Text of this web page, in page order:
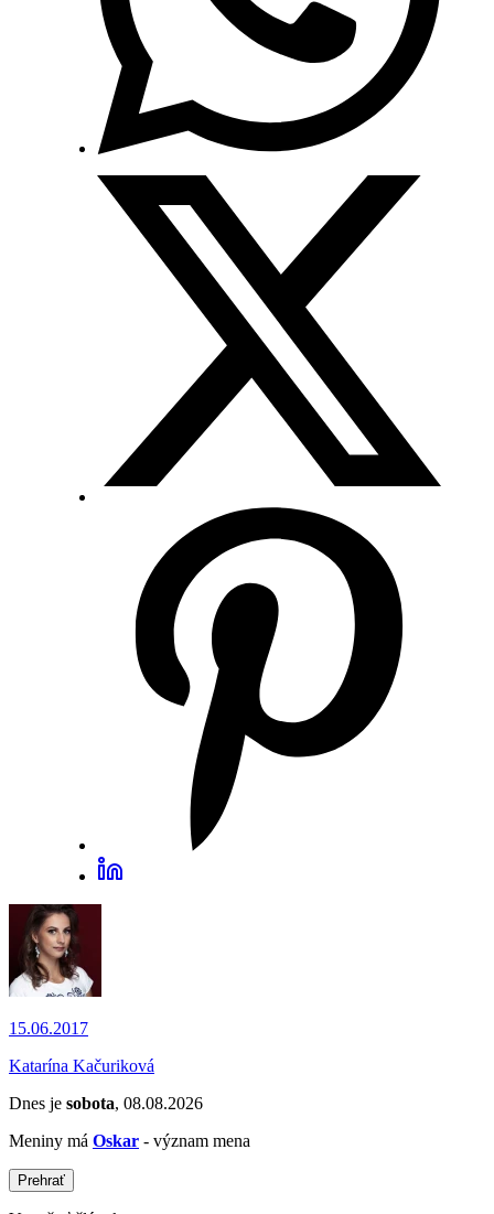
15.06.2017
Katarína Kačuriková
Dnes je sobota, 08.08.2026
Meniny má Oskar - význam mena
Prehrať